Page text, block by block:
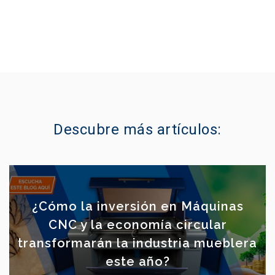
Descubre más artículos:
¿Cómo la inversión en Máquinas
CNC y la economía circular
transformarán la industria mueblera
este año?